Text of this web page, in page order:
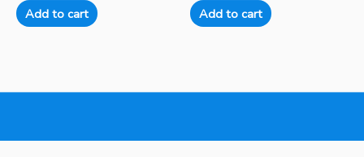
Add to cart Add to cart